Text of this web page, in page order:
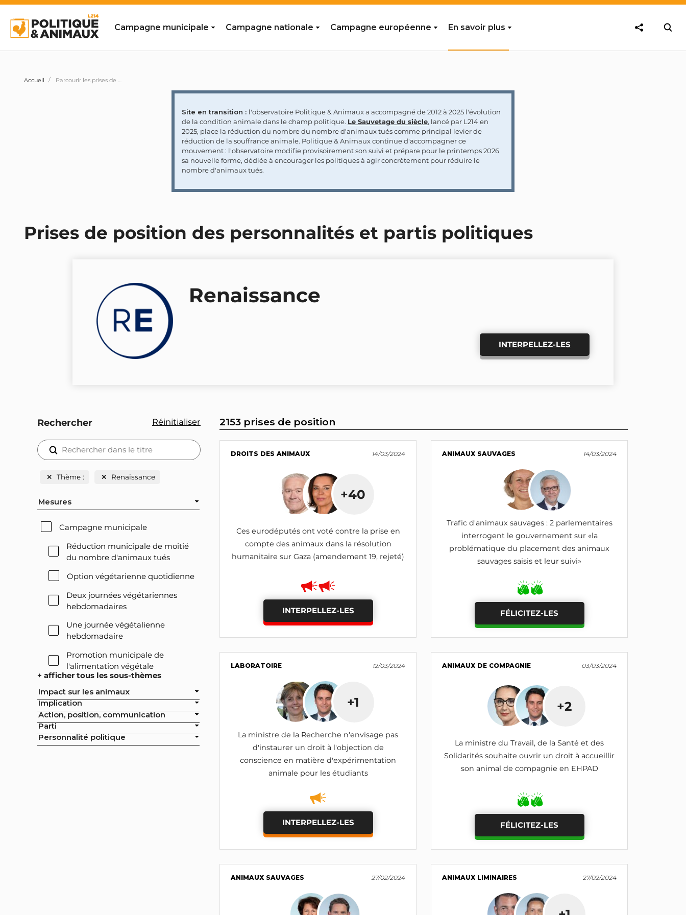
Campagne municipale Campagne nationale Campagne européenne En savoir plus
Accueil Parcourir les prises de position des personnalités et partis politiques
Site en transition : l'observatoire Politique & Animaux a accompagné de 2012 à 2025 l'évolution
de la condition animale dans le champ politique. Le Sauvetage du siècle, lancé par L214 en
2025, place la réduction du nombre du nombre d'animaux tués comme principal levier de
réduction de la souffrance animale. Politique & Animaux continue d'accompagner ce
mouvement : l'observatoire modifie provisoirement son suivi et prépare pour le printemps 2026
sa nouvelle forme, dédiée à encourager les politiques à agir concrètement pour réduire le
nombre d'animaux tués.
Prises de position des personnalités et partis politiques
Renaissance
INTERPELLEZ-LES
Réinitialiser
Rechercher
✕ Thème : ✕ Renaissance
Mesures
Campagne municipale
Réduction municipale de moitié
du nombre d'animaux tués
Option végétarienne quotidienne
Deux journées végétariennes
hebdomadaires
Une journée végétalienne
hebdomadaire
Promotion municipale de
l'alimentation végétale
officielles de la ville
Exclusion de l'élevage intensif des
Exclusion de la pisciculture des
+ afficher tous les sous-thèmes
Impact sur les animaux
Implication
Action, position, communication
Parti
Personnalité politique
2153 prises de position
DROITS DES ANIMAUX 14/03/2024
+40
Ces eurodéputés ont voté contre la prise en
compte des animaux dans la résolution
humanitaire sur Gaza (amendement 19, rejeté)
INTERPELLEZ-LES
ANIMAUX SAUVAGES 14/03/2024
Trafic d'animaux sauvages : 2 parlementaires
interrogent le gouvernement sur «la
problématique du placement des animaux
sauvages saisis et leur suivi»
FÉLICITEZ-LES
LABORATOIRE 12/03/2024
+1
La ministre de la Recherche n'envisage pas
d'instaurer un droit à l'objection de
conscience en matière d'expérimentation
animale pour les étudiants
INTERPELLEZ-LES
ANIMAUX DE COMPAGNIE 03/03/2024
+2
La ministre du Travail, de la Santé et des
Solidarités souhaite ouvrir un droit à accueillir
son animal de compagnie en EHPAD
FÉLICITEZ-LES
ANIMAUX SAUVAGES 27/02/2024 ANIMAUX LIMINAIRES 27/02/2024